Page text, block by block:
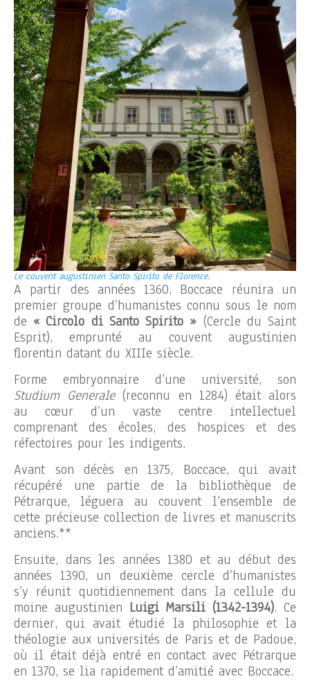
Le couvent augustinien Santo Spirito de Florence.
A partir des années 1360, Boccace réunira un
premier groupe d’humanistes connu sous le nom
de « Circolo di Santo Spirito » (Cercle du Saint
Esprit), emprunté au couvent augustinien
florentin datant du XIIIe siècle.
Forme embryonnaire d’une université, son
Studium Generale(reconnu en 1284) était alors
au cœur d’un vaste centre intellectuel
comprenant des écoles, des hospices et des
réfectoires pour les indigents.
Avant son décès en 1375, Boccace, qui avait
récupéré une partie de la bibliothèque de
Pétrarque, léguera au couvent l’ensemble de
cette précieuse collection de livres et manuscrits
anciens.**
Ensuite, dans les années 1380 et au début des
années 1390, un deuxième cercle d’humanistes
s’y réunit quotidiennement dans la cellule du
moine augustinien Luigi Marsili (1342-1394). Ce
dernier, qui avait étudié la philosophie et la
théologie aux universités de Paris et de Padoue,
où il était déjà entré en contact avec Pétrarque
en 1370, se lia rapidement d’amitié avec Boccace.